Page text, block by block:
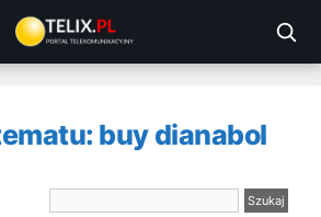
buy dianabol